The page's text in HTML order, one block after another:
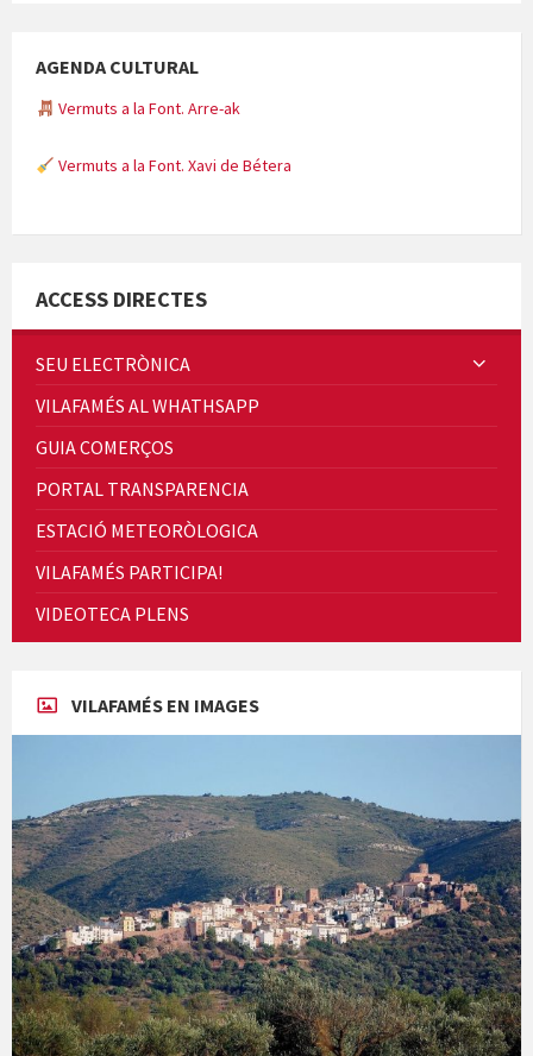
AGENDA CULTURAL
Vermuts a la Font. Arre-ak
Vermuts a la Font. Xavi de Bétera
Quintà Culroja
Cicle de Cine i Dones rurals
Concerts al Museu
Presentació del llibre &quot;La mare&quot;, d'Emma Zafon
ACCESS DIRECTES
SEU ELECTRÒNICA
VILAFAMÉS AL WHATHSAPP
GUIA COMERÇOS
PORTAL TRANSPARENCIA
ESTACIÓ METEORÒLOGICA
VILAFAMÉS PARTICIPA!
VIDEOTECA PLENS
VILAFAMÉS EN IMAGES